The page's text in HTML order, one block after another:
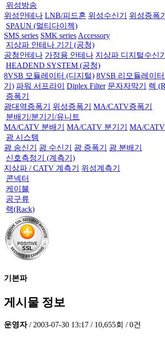
위성방송
위성안테나 LNB/피드혼 위성수신기 위성증폭기
SPAUN (멀티다이젝)
SMS series SMK series Accessory
지상파 안테나 기기 (공청)
공청안테나 가정용 안테나 지상파 디지털수신기
HEADEND SYSTEM (공청)
8VSB 모듈레이터 (디지털) 8VSB 리모듈레이
기) 파워 서프라이 Diplex Filter 문자자막기 렉
증폭기
광대역증폭기
위성증폭기
MA/CATV증폭기
분배기/분기기/유니트
MA/CATV 분배기
MA/CATV 분기기 MA/
광 시스템
광 송신기
광 수신기 광 증폭기
광 분배기
신호측정기 (계측기)
지상파 / CATV 계측기
위성계측기
콘넥터
케이블
공구류
랙(Rack)
기본파
게시물 정보
운영자 / 2003-07-30 13:17 / 10,655회 / 0건